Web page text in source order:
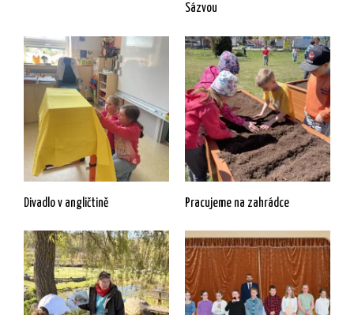
Sázvou
Divadlo v angličtině Pracujeme na zahrádce